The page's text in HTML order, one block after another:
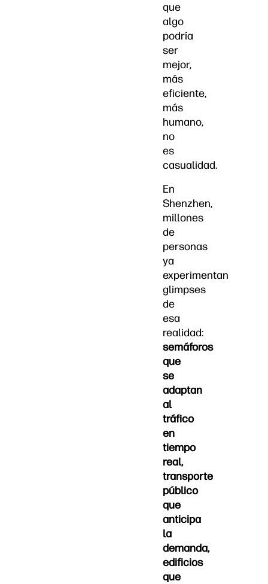
que
algo
podría
ser
mejor,
más
eficiente,
más
humano,
no
es
casualidad.
En
Shenzhen,
millones
de
personas
ya
experimentan
glimpses
de
esa
realidad:
semáforos
que
se
adaptan
al
tráfico
en
tiempo
real,
transporte
público
que
anticipa
la
demanda,
edificios
que